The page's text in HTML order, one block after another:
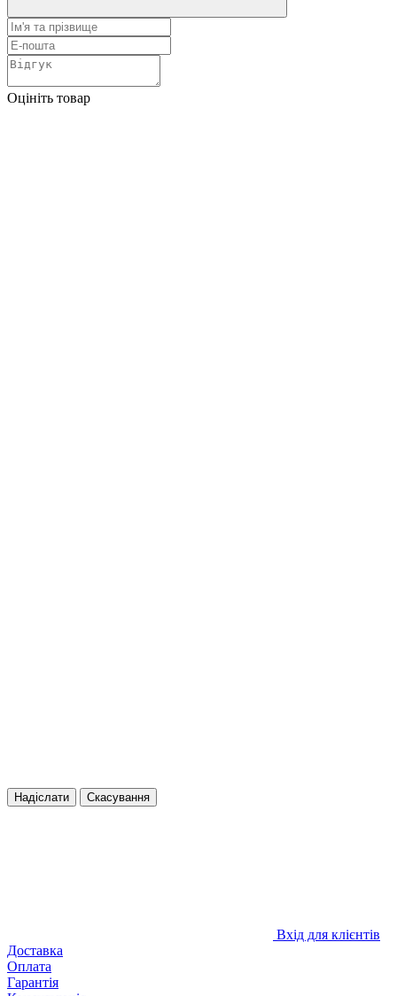
Оцініть товар
Надіслати Скасування
Вхід для клієнтів
Доставка
Оплата
Гарантія